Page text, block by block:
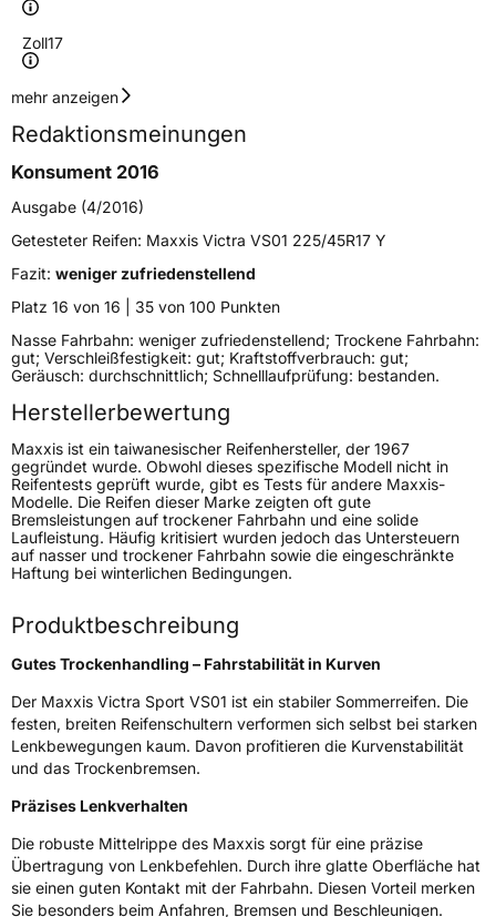
Zoll17
Geschwindigkeitsindex
Höchstgeschwindigkeit
300 km/h
Lastindex86
Höchstlast530 kg
Gewicht (in kg)9,14 kg
Generelle Merkmale
FahrzeugtypPKW
ModellnameVictra Sport VS01
Fahrzeugart PKW & SUV
Weitere Eigenschaften
SchlauchtypTL
ZustandNeureifen
VerstärktXL
Felgenschutz MFS
EffizienzD
NasshaftungB
mehr anzeigen
Redaktionsmeinungen
Konsument 2016
Ausgabe (4/2016)
Getesteter Reifen: Maxxis Victra VS01 225/45R17 Y
Fazit: weniger zufriedenstellend
Platz 16 von 16 | 35 von 100 Punkten
Nasse Fahrbahn: weniger zufriedenstellend; Trockene Fahrbahn:
gut; Verschleißfestigkeit: gut; Kraftstoffverbrauch: gut;
Geräusch: durchschnittlich; Schnelllaufprüfung: bestanden.
Herstellerbewertung
Maxxis ist ein taiwanesischer Reifenhersteller, der 1967
gegründet wurde. Obwohl dieses spezifische Modell nicht in
Reifentests geprüft wurde, gibt es Tests für andere Maxxis-
Modelle. Die Reifen dieser Marke zeigten oft gute
Bremsleistungen auf trockener Fahrbahn und eine solide
Laufleistung. Häufig kritisiert wurden jedoch das Untersteuern
auf nasser und trockener Fahrbahn sowie die eingeschränkte
Haftung bei winterlichen Bedingungen.
Produktbeschreibung
Gutes Trockenhandling – Fahrstabilität in Kurven
Der Maxxis Victra Sport VS01 ist ein stabiler Sommerreifen. Die
festen, breiten Reifenschultern verformen sich selbst bei starken
Lenkbewegungen kaum. Davon profitieren die Kurvenstabilität
und das Trockenbremsen.
Präzises Lenkverhalten
Die robuste Mittelrippe des Maxxis sorgt für eine präzise
Übertragung von Lenkbefehlen. Durch ihre glatte Oberfläche hat
sie einen guten Kontakt mit der Fahrbahn. Diesen Vorteil merken
Sie besonders beim Anfahren, Bremsen und Beschleunigen.